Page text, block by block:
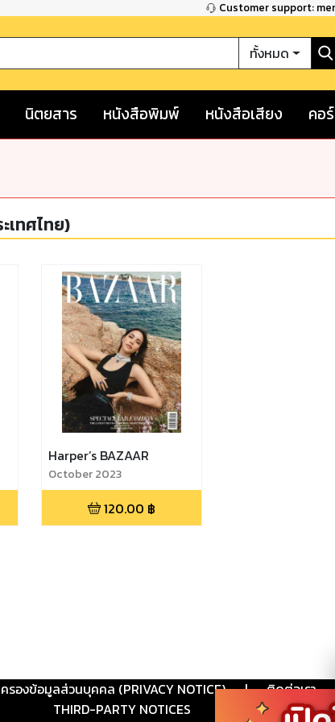
Customer support:
ทั้งหมด
นิตยสาร หนังสือพิมพ์ หนังสือเสียง คอ
เทศไทย)
Harper’s BAZAAR
October 2023
120.00 ฿
รองข้อมูลส่วนบุคคล (PRIVACY NOTICE) | ติดต่อเรา
THIRD-PARTY NOTICES